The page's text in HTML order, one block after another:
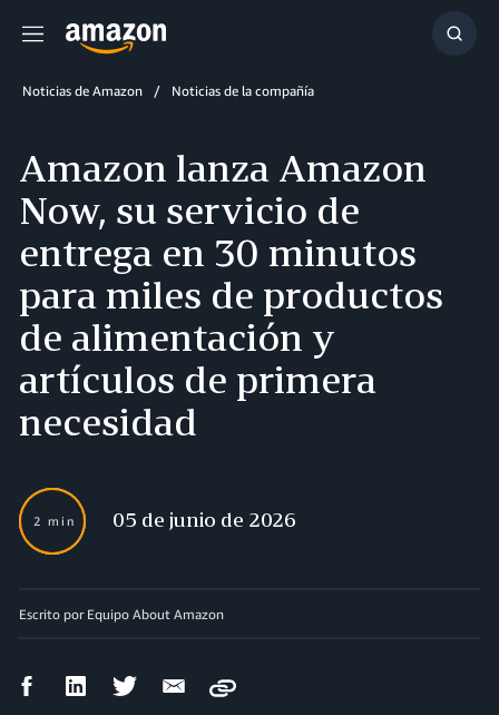
Menú
Noticias de Amazon Noticias de la compañía
Amazon lanza Amazon
Now, su servicio de
entrega en 30 minutos
para miles de productos
de alimentación y
artículos de primera
necesidad
2 min 05 de junio de 2026
Escrito por Equipo About Amazon
CompartirCompartirCompartirCompartir
Copy